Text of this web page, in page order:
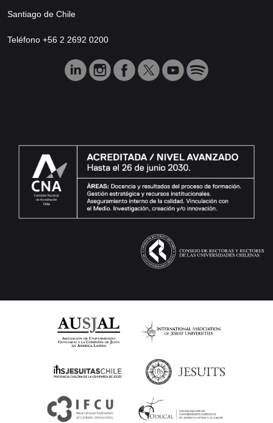
Santiago de Chile
Teléfono +56 2 2692 0200